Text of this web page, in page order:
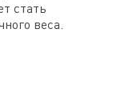
стать
веса.